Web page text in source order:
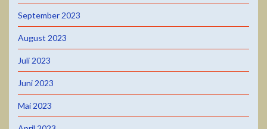
September 2023
August 2023
Juli 2023
Juni 2023
Mai 2023